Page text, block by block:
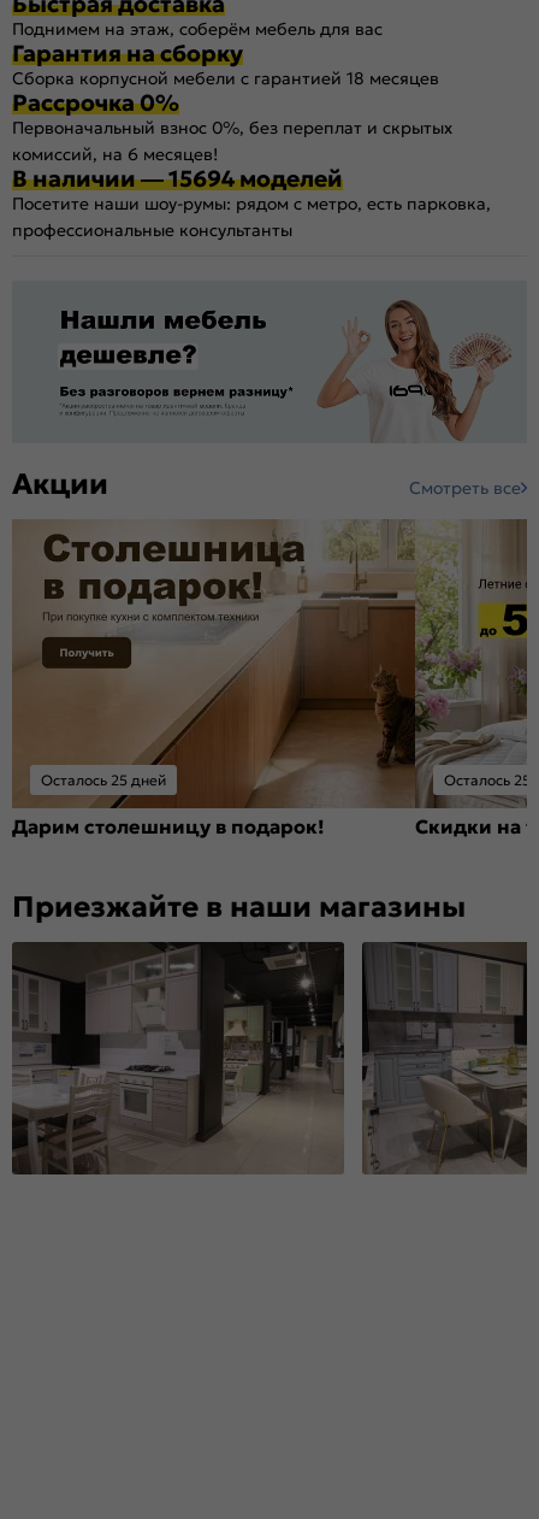
Поднимем на этаж, соберём мебель для вас
Гарантия на сборку
Сборка корпусной мебели с гарантией 18 месяцев
Рассрочка 0%
Первоначальный взнос 0%, без переплат и скрытых
комиссий, на 6 месяцев!
В наличии — 15694 моделей
Посетите наши шоу-румы: рядом с метро, есть парковка,
профессиональные консультанты
Акции Смотреть все
Осталось 25 дней
Дарим столешницу в подарок!
Осталось 25
Скидки на
Приезжайте в наши магазины